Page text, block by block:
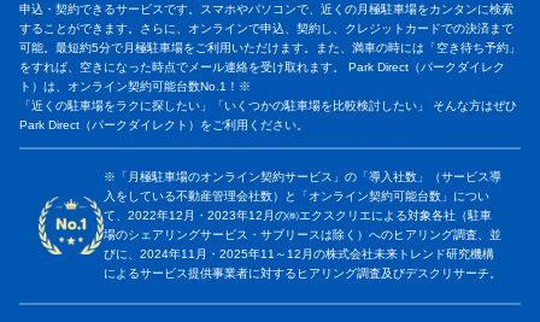
申込・契約できるサービスです。スマホやパソコンで、近くの月極駐車場をカンタンに検索
することができます。さらに、オンラインで申込、契約し、クレジットカードでの決済まで
可能。最短約5分で月極駐車場をご利用いただけます。また、満車の時には「空き待ち予約」
をすれば、空きになった時点でメール連絡を受け取れます。 Park Direct（パークダイレク
ト）は、オンライン契約可能台数No.1！※
「近くの駐車場をラクに探したい」「いくつかの駐車場を比較検討したい」 そんな方はぜひ
Park Direct（パークダイレクト）をご利用ください。
※「月極駐車場のオンライン契約サービス」の「導入社数」（サービス導
入をしている不動産管理会社数）と「オンライン契約可能台数」につい
て、2022年12月・2023年12月の㈱エクスクリエによる対象各社（駐車
場のシェアリングサービス・サブリースは除く）へのヒアリング調査、並
びに、2024年11月・2025年11～12月の株式会社未来トレンド研究機構
によるサービス提供事業者に対するヒアリング調査及びデスクリサーチ。